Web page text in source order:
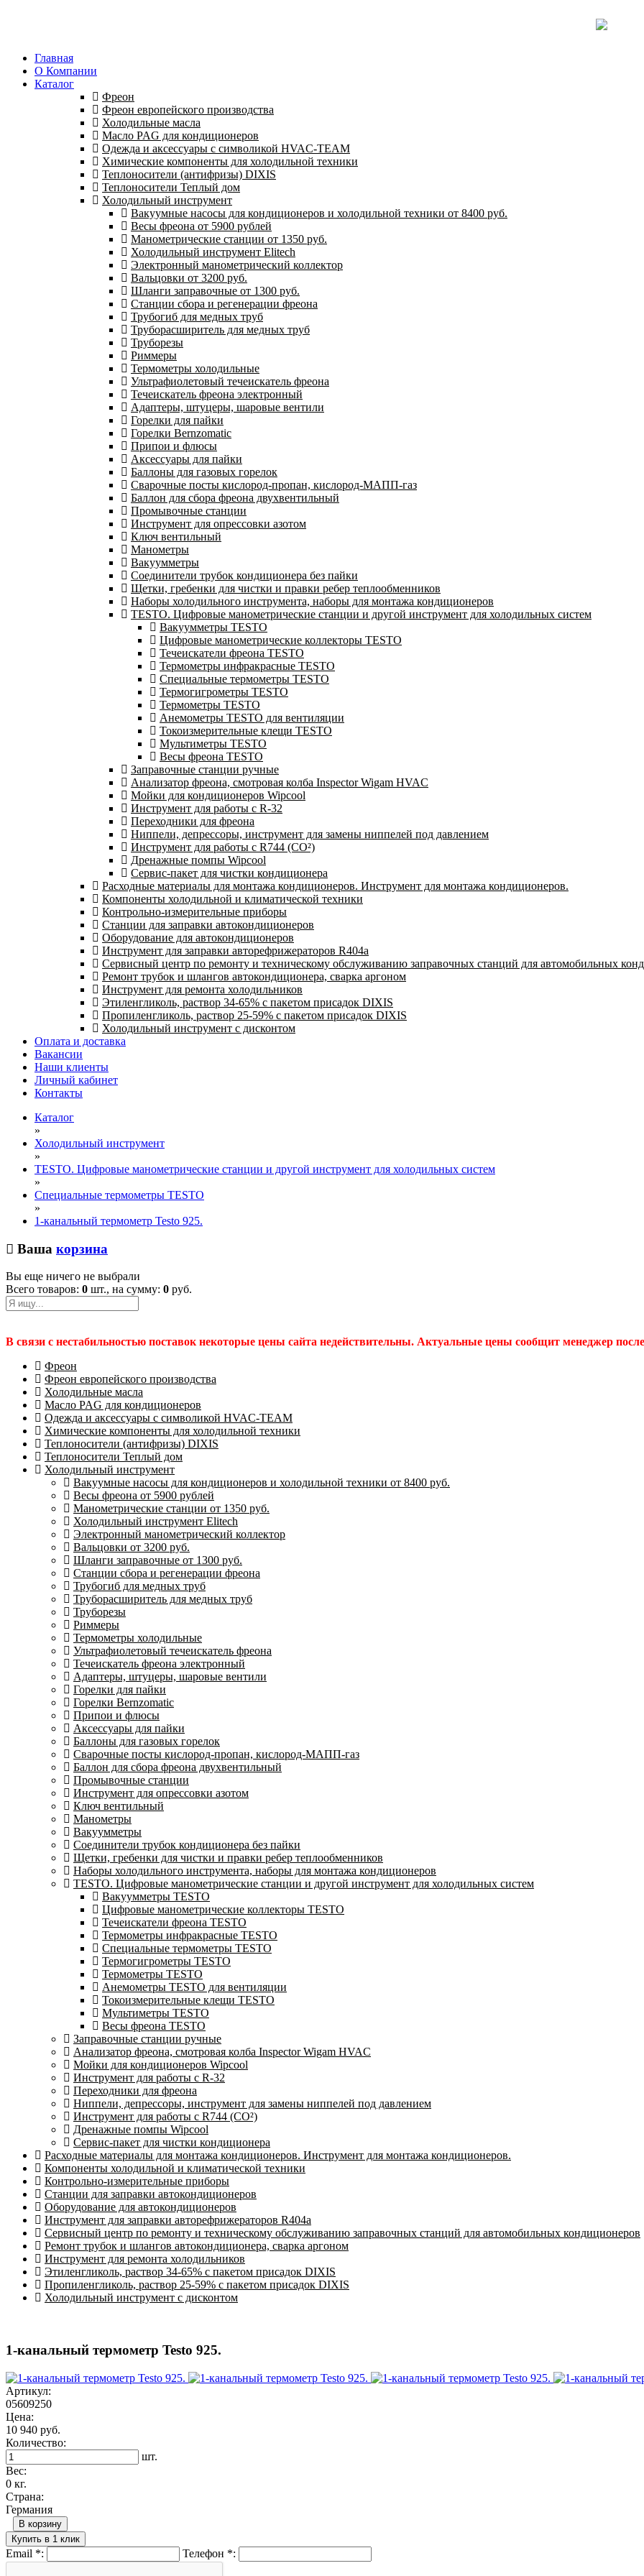
Главная
О Компании
Каталог
Фреон
Фреон европейского производства
Холодильные масла
Масло PAG для кондиционеров
Одежда и аксессуары с символикой HVAC-TEAM
Химические компоненты для холодильной техники
Теплоносители (антифризы) DIXIS
Теплоносители Теплый дом
Холодильный инструмент
Вакуумные насосы для кондиционеров и холодильной техники от 8400 руб.
Весы фреона от 5900 рублей
Манометрические станции от 1350 руб.
Холодильный инструмент Elitech
Электронный манометрический коллектор
Вальцовки от 3200 руб.
Шланги заправочные от 1300 руб.
Станции сбора и регенерации фреона
Трубогиб для медных труб
Труборасширитель для медных труб
Труборезы
Риммеры
Термометры холодильные
Ультрафиолетовый течеискатель фреона
Течеискатель фреона электронный
Адаптеры, штуцеры, шаровые вентили
Горелки для пайки
Горелки Bernzomatic
Припои и флюсы
Аксессуары для пайки
Баллоны для газовых горелок
Сварочные посты кислород-пропан, кислород-МАПП-газ
Баллон для сбора фреона двухвентильный
Промывочные станции
Инструмент для опрессовки азотом
Ключ вентильный
Манометры
Вакуумметры
Соединители трубок кондиционера без пайки
Щетки, гребенки для чистки и правки ребер теплообменников
Наборы холодильного инструмента, наборы для монтажа кондиционеров
TESTO. Цифровые манометрические станции и другой инструмент для холодильных систем
Вакуумметры TESTO
Цифровые манометрические коллекторы TESTO
Течеискатели фреона TESTO
Термометры инфракрасные TESTO
Специальные термометры TESTO
Термогигрометры TESTO
Термометры TESTO
Анемометры TESTO для вентиляции
Токоизмерительные клещи TESTO
Мультиметры TESTO
Весы фреона TESTO
Заправочные станции ручные
Анализатор фреона, смотровая колба Inspector Wigam HVAC
Мойки для кондиционеров Wipcool
Инструмент для работы с R-32
Переходники для фреона
Ниппели, депрессоры, инструмент для замены ниппелей под давлением
Инструмент для работы с R744 (CO²)
Дренажные помпы Wipcool
Сервис-пакет для чистки кондиционера
Расходные материалы для монтажа кондиционеров. Инструмент для монтажа кондиционеров.
Компоненты холодильной и климатической техники
Контрольно-измерительные приборы
Станции для заправки автокондиционеров
Оборудование для автокондиционеров
Инструмент для заправки авторефрижераторов R404a
Сервисный центр по ремонту и техническому обслуживанию заправочных станций для автомобильных
Ремонт трубок и шлангов автокондиционера, сварка аргоном
Инструмент для ремонта холодильников
Этиленгликоль, раствор 34-65% с пакетом присадок DIXIS
Пропиленгликоль, раствор 25-59% с пакетом присадок DIXIS
Холодильный инструмент с дисконтом
Оплата и доставка
Вакансии
Наши клиенты
Личный кабинет
Контакты
Каталог
»
Холодильный инструмент
»
TESTO. Цифровые манометрические станции и другой инструмент для холодильных систем
»
Специальные термометры TESTO
»
1-канальный термометр Testo 925.
Ваша корзина
Вы еще ничего не выбрали
Всего товаров: 0 шт., на сумму: 0 руб.
В связи с нестабильностью поставок некоторые цены сайта недействительны. Актуальные цены сообщит менеджер
Фреон
Фреон европейского производства
Холодильные масла
Масло PAG для кондиционеров
Одежда и аксессуары с символикой HVAC-TEAM
Химические компоненты для холодильной техники
Теплоносители (антифризы) DIXIS
Теплоносители Теплый дом
Холодильный инструмент
Вакуумные насосы для кондиционеров и холодильной техники от 8400 руб.
Весы фреона от 5900 рублей
Манометрические станции от 1350 руб.
Холодильный инструмент Elitech
Электронный манометрический коллектор
Вальцовки от 3200 руб.
Шланги заправочные от 1300 руб.
Станции сбора и регенерации фреона
Трубогиб для медных труб
Труборасширитель для медных труб
Труборезы
Риммеры
Термометры холодильные
Ультрафиолетовый течеискатель фреона
Течеискатель фреона электронный
Адаптеры, штуцеры, шаровые вентили
Горелки для пайки
Горелки Bernzomatic
Припои и флюсы
Аксессуары для пайки
Баллоны для газовых горелок
Сварочные посты кислород-пропан, кислород-МАПП-газ
Баллон для сбора фреона двухвентильный
Промывочные станции
Инструмент для опрессовки азотом
Ключ вентильный
Манометры
Вакуумметры
Соединители трубок кондиционера без пайки
Щетки, гребенки для чистки и правки ребер теплообменников
Наборы холодильного инструмента, наборы для монтажа кондиционеров
TESTO. Цифровые манометрические станции и другой инструмент для холодильных систем
Вакуумметры TESTO
Цифровые манометрические коллекторы TESTO
Течеискатели фреона TESTO
Термометры инфракрасные TESTO
Специальные термометры TESTO
Термогигрометры TESTO
Термометры TESTO
Анемометры TESTO для вентиляции
Токоизмерительные клещи TESTO
Мультиметры TESTO
Весы фреона TESTO
Заправочные станции ручные
Анализатор фреона, смотровая колба Inspector Wigam HVAC
Мойки для кондиционеров Wipcool
Инструмент для работы с R-32
Переходники для фреона
Ниппели, депрессоры, инструмент для замены ниппелей под давлением
Инструмент для работы с R744 (CO²)
Дренажные помпы Wipcool
Сервис-пакет для чистки кондиционера
Расходные материалы для монтажа кондиционеров. Инструмент для монтажа кондиционеров.
Компоненты холодильной и климатической техники
Контрольно-измерительные приборы
Станции для заправки автокондиционеров
Оборудование для автокондиционеров
Инструмент для заправки авторефрижераторов R404a
Сервисный центр по ремонту и техническому обслуживанию заправочных станций для автомобильных кондиционеров
Ремонт трубок и шлангов автокондиционера, сварка аргоном
Инструмент для ремонта холодильников
Этиленгликоль, раствор 34-65% с пакетом присадок DIXIS
Пропиленгликоль, раствор 25-59% с пакетом присадок DIXIS
Холодильный инструмент с дисконтом
1-канальный термометр Testo 925.
Артикул:
05609250
Цена:
10 940 руб.
Количество:
шт.
Вес:
0 кг.
Страна:
Германия
В корзину
Купить в 1 клик
Email *: Телефон *: